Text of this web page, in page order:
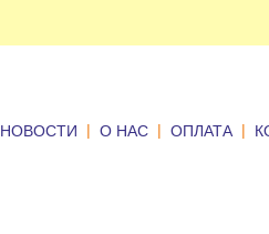
НОВОСТИ | О НАС | ОПЛАТА |